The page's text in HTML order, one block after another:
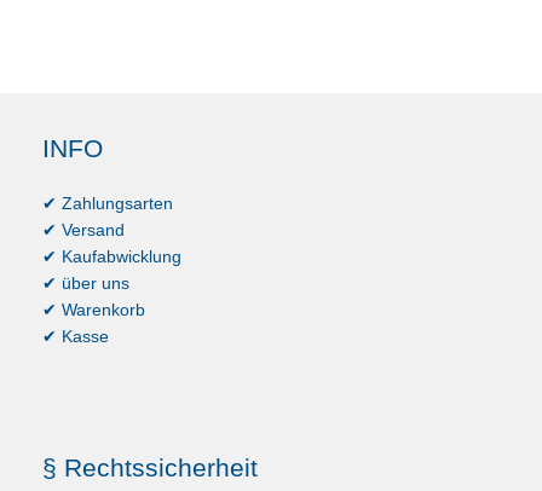
INFO
✔ Zahlungsarten
✔ Versand
✔ Kaufabwicklung
✔ über uns
✔ Warenkorb
✔ Kasse
§ Rechtssicherheit